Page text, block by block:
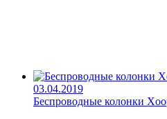
03.04.2019
Беспроводные колонки